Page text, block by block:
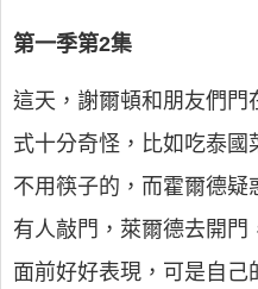
第一季第2集
這天，謝爾頓和朋友們門
式十分奇怪，比如吃泰
不用筷子的，而霍爾德
有人敲門，萊爾德去開
面前好好表現，可是自